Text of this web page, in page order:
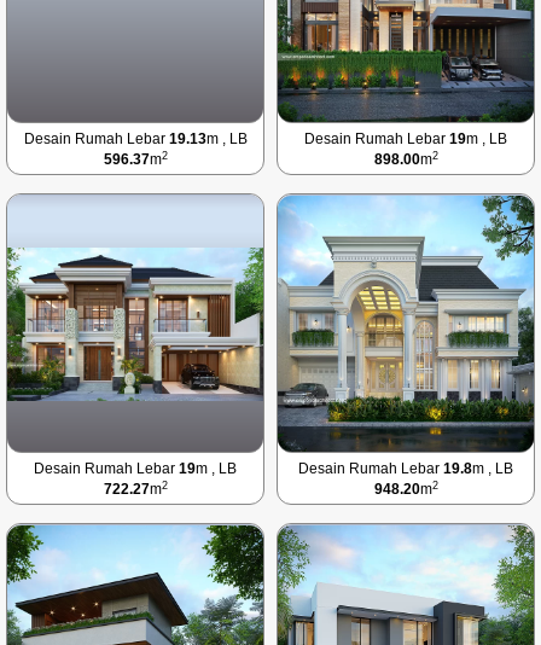
Desain Rumah Lebar 19.13m , LB
596.37m2
Desain Rumah Lebar 19m , LB
898.00m2
Desain Rumah Lebar 19m , LB
722.27m2
Desain Rumah Lebar 19.8m , LB
948.20m2